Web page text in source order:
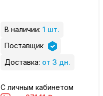
В наличии: 1 шт.
Поставщик
Доставка: от 3 дн.
С личным кабинетом